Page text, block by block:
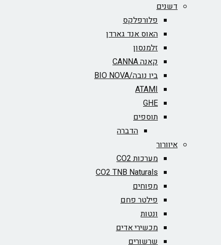
דשנים
פלורפלקס
האוס אנד גארדן
זלמנסון
קאנה CANNA
ביו נובה/BIO NOVA‏
ATAMI
GHE
תוספים
הדברה
איוורור
מערכות CO2
CO2 TNB Naturals
מפוחים
פילטר פחם
ונטות
מכשירי אדים
שרשורים